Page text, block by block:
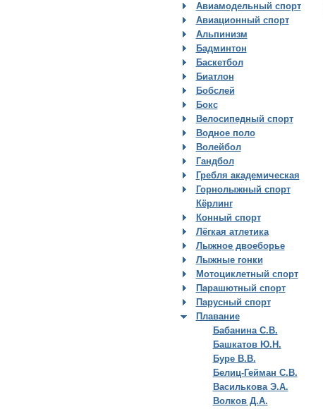
Авиамодельный спорт
Авиационный спорт
Альпинизм
Бадминтон
Баскетбол
Биатлон
Бобслей
Бокс
Велосипедный спорт
Водное поло
Волейбол
Гандбол
Гребля академическая
Горнолыжный спорт
Кёрлинг
Конный спорт
Лёгкая атлетика
Лыжное двоеборье
Лыжные гонки
Мотоциклетный спорт
Парашютный спорт
Парусный спорт
Плавание
Бабанина С.В.
Башкатов Ю.Н.
Буре В.В.
Белиц-Гейман С.В.
Василькова Э.А.
Волков Д.А.